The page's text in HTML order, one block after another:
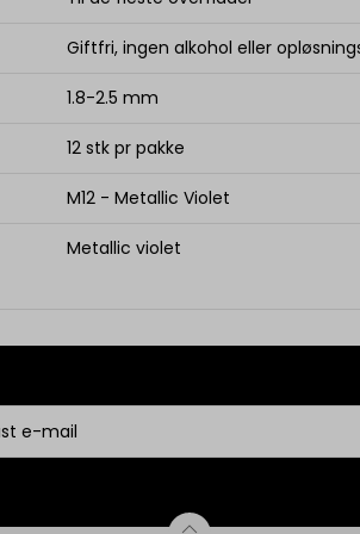
Giftfri, ingen alkohol eller
1.8-2.5 mm
12 stk pr pakke
M12 - Metallic Violet
Metallic violet